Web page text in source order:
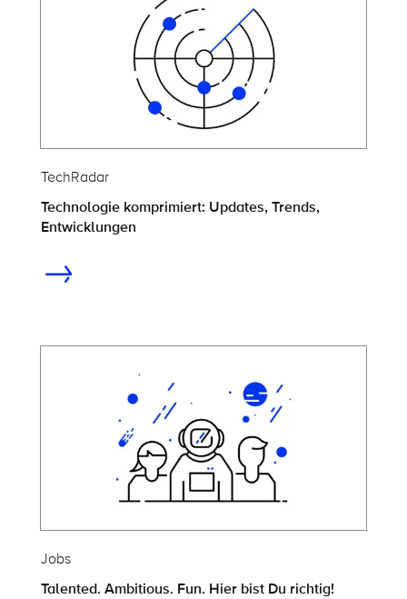
TechRadar
Technologie komprimiert: Updates, Trends,
Entwicklungen
Jobs
Talented. Ambitious. Fun. Hier bist Du richtig!